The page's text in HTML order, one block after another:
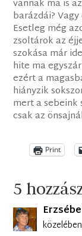
vannak ma is
barázdái?
Esetleg még
zsoltárok az
szokása már
hite ma
ezért a
hiányzik
mert a sebeink
csak az
Print
5
közelében